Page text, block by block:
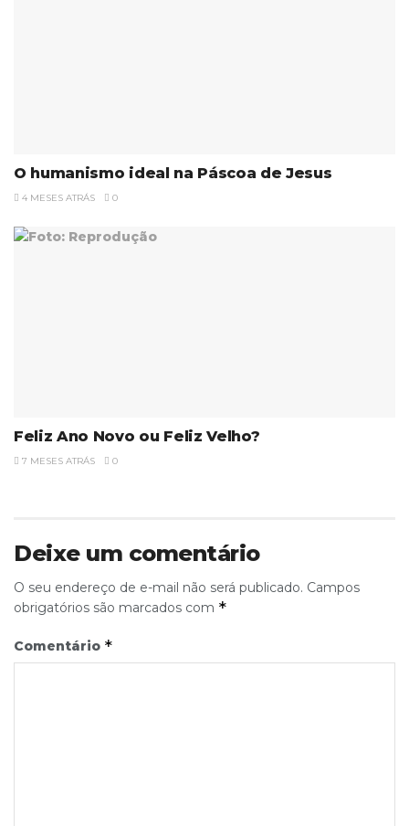
O humanismo ideal na Páscoa de Jesus
4 MESES ATRÁS 0
Feliz Ano Novo ou Feliz Velho?
7 MESES ATRÁS 0
Deixe um comentário
O seu endereço de e-mail não será publicado. Campos
obrigatórios são marcados com *
Comentário *